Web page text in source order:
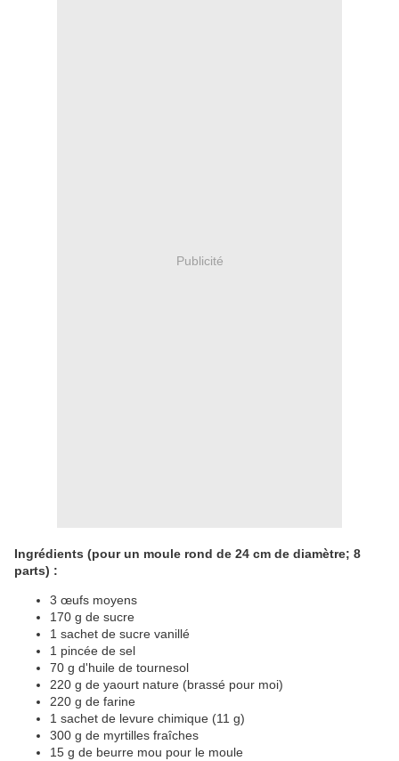
Publicité
Ingrédients (pour un moule rond de 24 cm de diamètre; 8
parts) :
3 œufs moyens
170 g de sucre
1 sachet de sucre vanillé
1 pincée de sel
70 g d'huile de tournesol
220 g de yaourt nature (brassé pour moi)
220 g de farine
1 sachet de levure chimique (11 g)
300 g de myrtilles fraîches
15 g de beurre mou pour le moule